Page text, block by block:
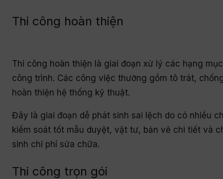
Thi công hoàn thiện
Thi công hoàn thiện là giai đoạn xử lý các hạng
công trình. Các công việc thường gồm tô trát,
hoàn thiện hệ thống kỹ thuật.
Đây là giai đoạn dễ phát sinh sai lệch do có nhiều
kiểm soát tốt mẫu duyệt, vật tư, bản vẽ chi tiết và
sinh chi phí sửa chữa.
Thi công trọn gói